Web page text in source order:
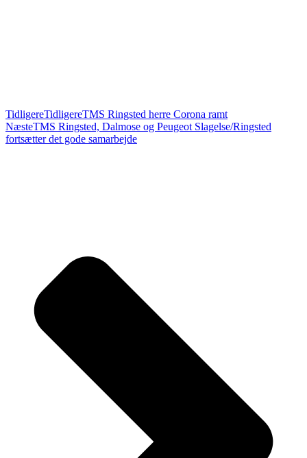
TidligereTidligereTMS Ringsted herre Corona ramt
NæsteTMS Ringsted, Dalmose og Peugeot Slagelse/Ringsted
fortsætter det gode samarbejde